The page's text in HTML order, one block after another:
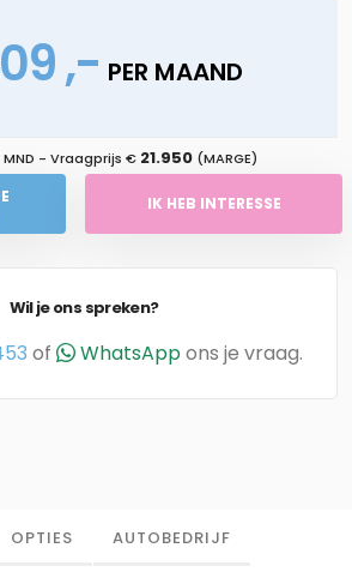
,- PER MAAND
- Vraagprijs € 21.950 (MARGE)
IK HEB INTERESSE
Wil je ons spreken?
of WhatsAppons je vraag.
OPTIES AUTOBEDRIJF